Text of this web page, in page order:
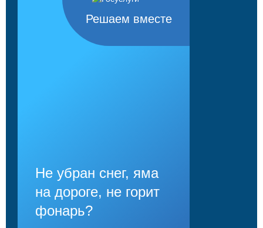
Решаем вместе
Не убран снег, яма
на дороге, не горит
фонарь?